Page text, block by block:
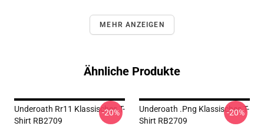
MEHR ANZEIGEN
Ähnliche Produkte
Underoath Rr11 Klassisches T-
Shirt RB2709
-20%
Underoath .png Klassisches T-
Shirt RB2709
-20%